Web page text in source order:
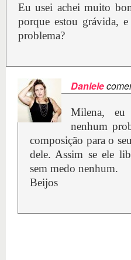
Eu usei achei muito
porque estou grávida,
problema?
Daniele
Milena,
nenhum
composição para o
dele. Assim se ele
sem medo nenhum.
Beijos